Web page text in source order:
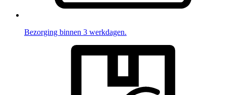
Bezorging binnen 3 werkdagen.